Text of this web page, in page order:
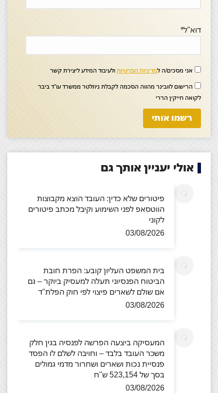
דוא"ל*
אני מסכים/ה למדיניות הפרטיות ולעיבוד המידע ליצירת קשר
הרישום לוובינר מהווה הסכמה לקבלת ניוזלטר ממשרד עו"ד ביבר
לקואה חייקין הררי
אולי יעניין אותך גם
פיטורים שלא כדין: העובד הוצא מקבוצות
הווטסאפ לפני השימוע וקיבל מכתב פיטורים
לקוני
03/08/2026
בית המשפט העליון קובע: הפרת חובת
הביטוח הפנסיוני תעלה למעסיק ביוקר – גם
אם שולם לשארים פיצוי לפי חוק הפלת"ד
03/08/2026
המעסיקה ביצעה הפרשה לפנסיה בגין חלק
משכר העובד בלבד – וחויבה לשלם לו הפסד
פנסיית נכות ושארים ושחרור מדמי גמולים
בסך של 523,154 ש"ח
03/08/2026